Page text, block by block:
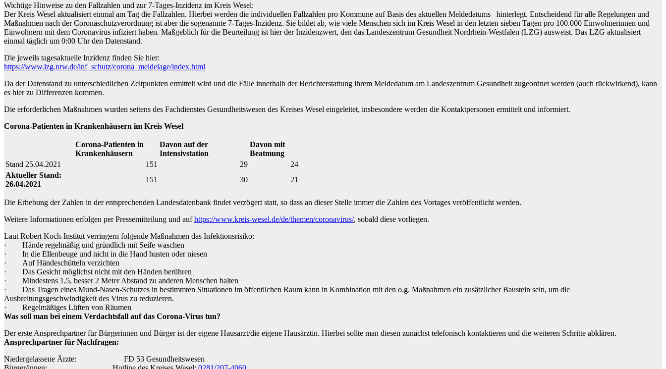
Wichtige Hinweise zu den Fallzahlen und zur 7-Tages-Inzidenz im Kreis Wesel:
Der Kreis Wesel aktualisiert einmal am Tag die Fallzahlen. Hierbei werden die individuellen Fallzahlen pro Kommune auf Basis des aktuellen Meldedatums hinterlegt. Entscheidend für alle Regelungen und
Maßnahmen nach der Coronaschutzverordnung ist aber die sogenannte 7-Tages-Inzidenz. Sie bildet ab, wie viele Menschen sich im Kreis Wesel in den letzten sieben Tagen pro 100.000 Einwohnerinnen und
Einwohnern mit dem Coronavirus infiziert haben. Maßgeblich für die Beurteilung ist hier der Inzidenzwert, den das Landeszentrum Gesundheit Nordrhein-Westfalen (LZG) ausweist. Das LZG aktualisiert
einmal täglich um 0:00 Uhr den Datenstand.
Die jeweils tagesaktuelle Inzidenz finden Sie hier:
https://www.lzg.nrw.de/inf_schutz/corona_meldelage/index.html
Da der Datenstand zu unterschiedlichen Zeitpunkten ermittelt wird und die Fälle innerhalb der Berichterstattung ihrem Meldedatum am Landeszentrum Gesundheit zugeordnet werden (auch rückwirkend), kann
es hier zu Differenzen kommen.
Die erforderlichen Maßnahmen wurden seitens des Fachdienstes Gesundheitswesen des Kreises Wesel eingeleitet, insbesondere werden die Kontaktpersonen ermittelt und informiert.
Corona-Patienten in Krankenhäusern im Kreis Wesel
Corona-Patienten in
Krankenhäusern
Davon auf der
Intensivstation
Davon mit
Beatmung
Stand 25.04.2021
151 29
24
Aktueller Stand:
26.04.2021
151 30 21
Die Erhebung der Zahlen in der entsprechenden Landesdatenbank findet verzögert statt, so dass an dieser Stelle immer die Zahlen des Vortages veröffentlicht werden.
Weitere Informationen erfolgen per Pressemitteilung und aufhttps://www.kreis-wesel.de/de/themen/coronavirus/, sobald diese vorliegen.
Laut Robert Koch-Institut verringern folgende Maßnahmen das Infektionsrisiko:
· Hände regelmäßig und gründlich mit Seife waschen
· In die Ellenbeuge und nicht in die Hand husten oder niesen
· Auf Händeschütteln verzichten
· Das Gesicht möglichst nicht mit den Händen berühren
· Mindestens 1,5, besser 2 Meter Abstand zu anderen Menschen halten
· Das Tragen eines Mund-Nasen-Schutzes in bestimmten Situationen im öffentlichen Raum kann in Kombination mit den o.g. Maßnahmen ein zusätzlicher Baustein sein, um die
Ausbreitungsgeschwindigkeit des Virus zu reduzieren.
· Regelmäßiges Lüften von Räumen
Was soll man bei einem Verdachtsfall auf das Corona-Virus tun?
Der erste Ansprechpartner für Bürgerinnen und Bürger ist der eigene Hausarzt/die eigene Hausärztin. Hierbei sollte man diesen zunächst telefonisch kontaktieren und die weiteren Schritte abklären.
Ansprechpartner für Nachfragen:
Niedergelassene Ärzte: FD 53 Gesundheitswesen